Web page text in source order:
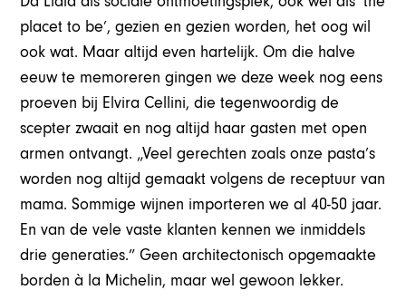
placet to be’, gezien en gezien worden, het oog wil
ook wat. Maar altijd even hartelijk. Om die halve
eeuw te memoreren gingen we deze week nog eens
proeven bij Elvira Cellini, die tegenwoordig de
scepter zwaait en nog altijd haar gasten met open
armen ontvangt. „Veel gerechten zoals onze pasta’s
worden nog altijd gemaakt volgens de receptuur van
mama. Sommige wijnen importeren we al 40-50 jaar.
En van de vele vaste klanten kennen we inmiddels
drie generaties.” Geen architectonisch opgemaakte
borden à la Michelin, maar wel gewoon lekker.